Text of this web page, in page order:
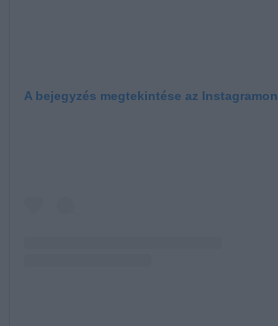
A bejegyzés megtekintése az Instagramon